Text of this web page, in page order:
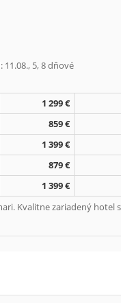
11.08., 5, 8 dňové
1 299 €
859 €
1 399 €
879 €
1 399 €
Kvalitne zariadený